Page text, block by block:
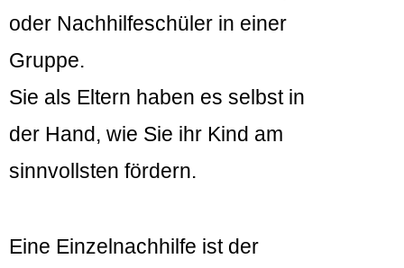
oder Nachhilfeschüler in einer
Gruppe.
Sie als Eltern haben es selbst in
der Hand, wie Sie ihr Kind am
sinnvollsten fördern.
Eine Einzelnachhilfe ist der